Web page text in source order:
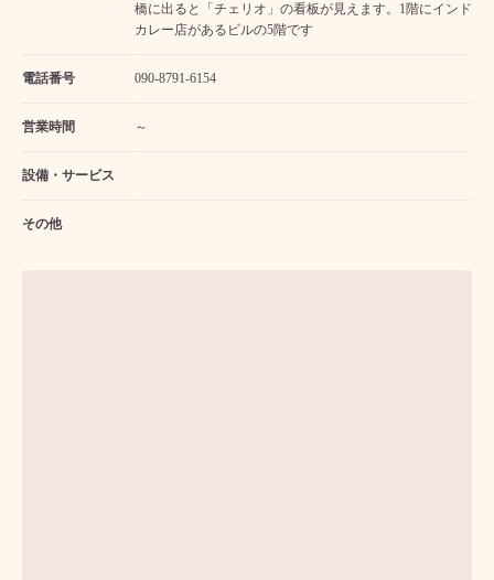
橋に出ると「チェリオ」の看板が見えます。1階にインド
カレー店があるビルの5階です
電話番号 090-8791-6154
営業時間 ～
設備・サービス
その他